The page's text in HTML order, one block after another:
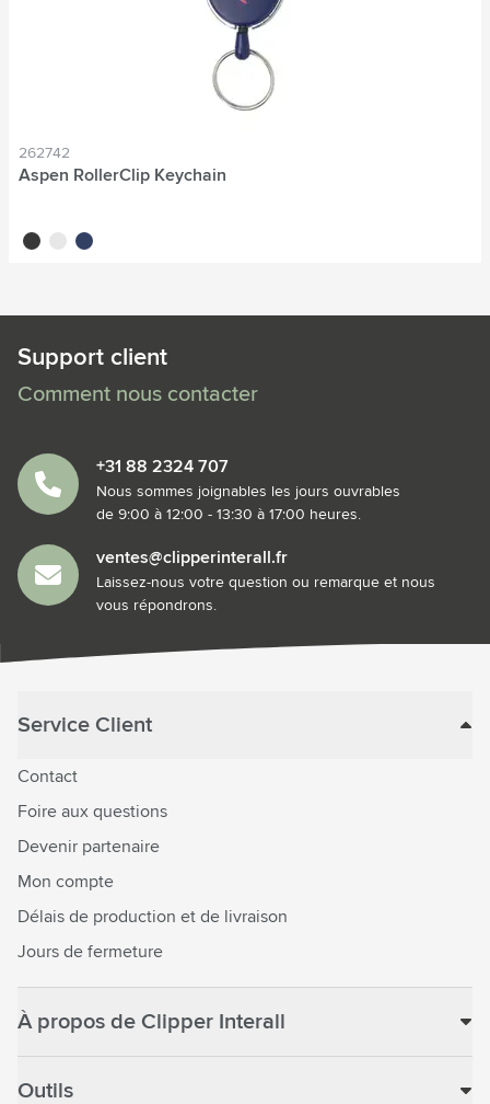
262742
Aspen RollerClip Keychain
noir blancbleu
Support client
Comment nous contacter
+31 88 2324 707
Nous sommes joignables les jours ouvrables
de 9:00 à 12:00 - 13:30 à 17:00 heures.
ventes@clipperinterall.fr
Laissez-nous votre question ou remarque et nous
vous répondrons.
Service Client
Contact
Foire aux questions
Devenir partenaire
Mon compte
Délais de production et de livraison
Jours de fermeture
À propos de Clipper Interall
Outils